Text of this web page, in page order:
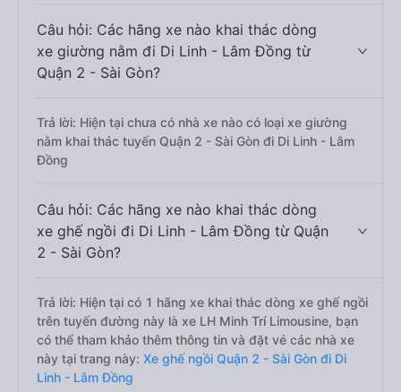
Câu hỏi: Các hãng xe nào khai thác dòng
xe giường nằm đi Di Linh - Lâm Đồng từ
Quận 2 - Sài Gòn?
Trả lời: Hiện tại chưa có nhà xe nào có loại xe giường
nằm khai thác tuyến Quận 2 - Sài Gòn đi Di Linh - Lâm
Đồng
Câu hỏi: Các hãng xe nào khai thác dòng
xe ghế ngồi đi Di Linh - Lâm Đồng từ Quận
2 - Sài Gòn?
Trả lời: Hiện tại có 1 hãng xe khai thác dòng xe ghế ngồi
trên tuyến đường này là xe LH Minh Trí Limousine, bạn
có thể tham khảo thêm thông tin và đặt vé các nhà xe
này tại trang này: Xe ghế ngồi Quận 2 - Sài Gòn đi Di
Linh - Lâm Đồng